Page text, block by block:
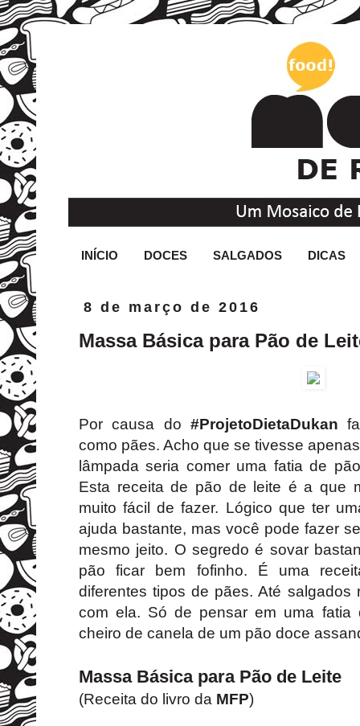
INÍCIO DOCES SALGADOS DICAS
8 de março de 2016
Massa Básica para Pão de
Por causa do#ProjetoDietaDukan
como pães. Acho que se tivesse
lâmpada seria comer uma fatia de
Esta receita de pão de leite é a que
muito fácil de fazer. Lógico que ter
ajuda bastante, mas você pode fazer
mesmo jeito. O segredo é sovar
pão ficar bem fofinho. É uma
diferentes tipos de pães. Até salgados
com ela. Só de pensar em uma fatia
cheiro de canela de um pão doce
Massa Básica para Pão de Leite
(Receita do livro da MFP)